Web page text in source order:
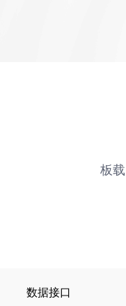
板
数据接口